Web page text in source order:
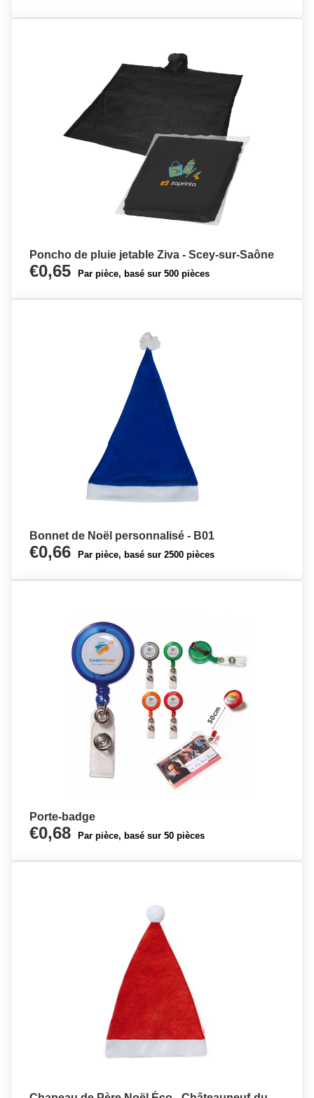
Poncho de pluie jetable Ziva - Scey-sur-Saône
€0,65 Par pièce, basé sur 500 pièces
Bonnet de Noël personnalisé - B01
€0,66 Par pièce, basé sur 2500 pièces
Porte-badge
€0,68 Par pièce, basé sur 50 pièces